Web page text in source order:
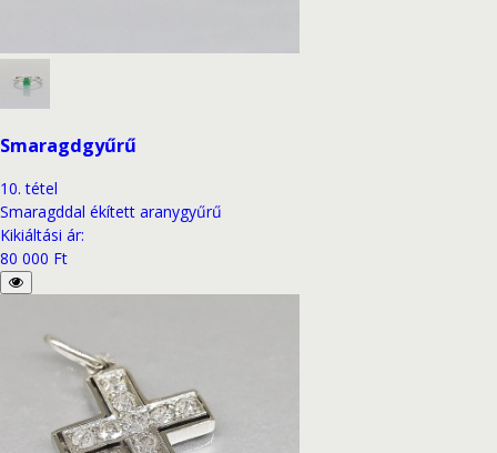
Smaragdgyűrű
10. tétel
Smaragddal ékített aranygyűrű
Kikiáltási ár:
80 000 Ft